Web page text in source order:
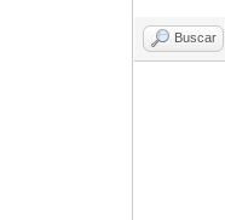
Buscar